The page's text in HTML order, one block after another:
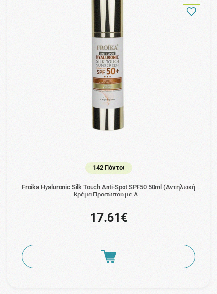
142 Πόντοι
Froika Hyaluronic Silk Touch Anti-Spot SPF50 50ml (Αντηλιακή
Κρέμα Προσώπου με Λ …
17.61€